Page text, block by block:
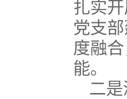
扎实
党支
度融
能。
二